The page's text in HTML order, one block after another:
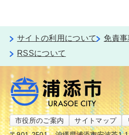
サイトの利用について 免責
RSSについて
市役所のご案内 サイトマップ